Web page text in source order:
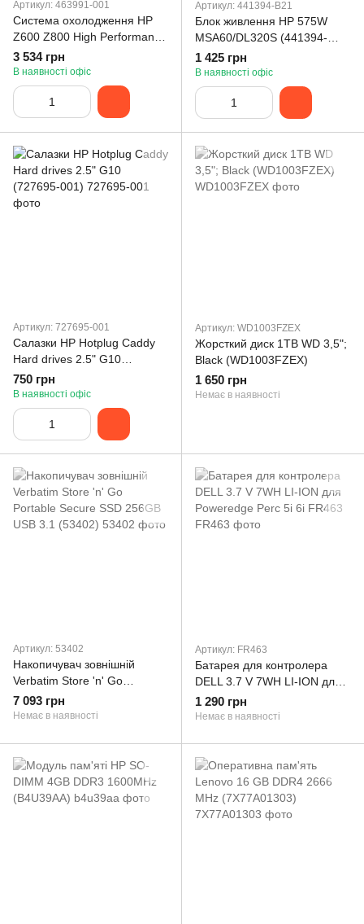
Артикул: 463991-001
Система охолодження HP
Z600 Z800 High Performance
Heatsink Fan Assembly
(463991-001)
3 534 грн
В наявності офіс
Артикул: 441394-B21
Блок живлення HP 575W
MSA60/DL320S (441394-
B21)
1 425 грн
В наявності офіс
Артикул: 727695-001
Салазки HP Hotplug Caddy
Hard drives 2.5" G10
(727695-001)
750 грн
В наявності офіс
Артикул: WD1003FZEX
Жорсткий диск 1TB WD 3,5";
Black (WD1003FZEX)
1 650 грн
Немає в наявності
Артикул: 53402
Накопичувач зовнішній
Verbatim Store 'n' Go
Portable Secure SSD 256GB
USB 3.1 (53402)
7 093 грн
Немає в наявності
Артикул: FR463
Батарея для контролера
DELL 3.7 V 7WH LI-ION для
Poweredge Perc 5i 6i FR463
1 290 грн
Немає в наявності